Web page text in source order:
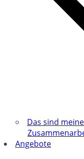
Das sind
Angebote